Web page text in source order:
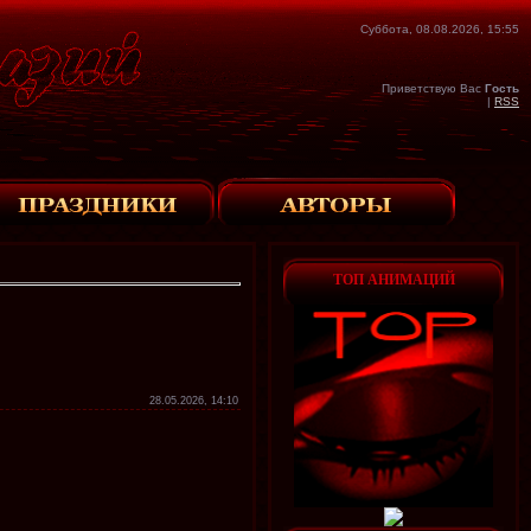
Суббота, 08.08.2026, 15:55
Приветствую Вас Гость
| RSS
28.05.2026, 14:10
ТОП АНИМАЦИЙ